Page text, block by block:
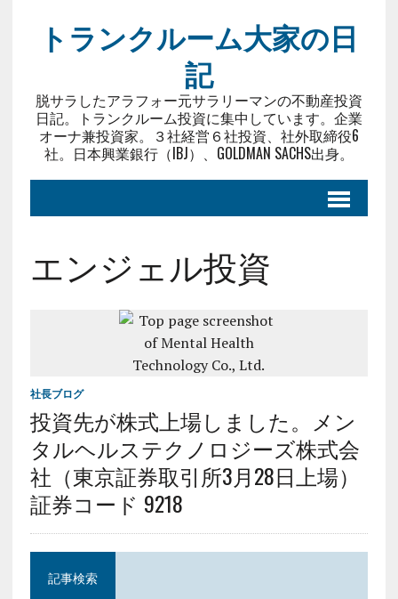
トランクルーム大家の日
記
脱サラしたアラフォー元サラリーマンの不動産投資
日記。トランクルーム投資に集中しています。企業
オーナ兼投資家。３社経営６社投資、社外取締役6
社。日本興業銀行（IBJ）、GOLDMAN SACHS出身。
エンジェル投資
社長ブログ
投資先が株式上場しました。メン
タルヘルステクノロジーズ株式会
社（東京証券取引所3月28日上場）
証券コード 9218
記事検索